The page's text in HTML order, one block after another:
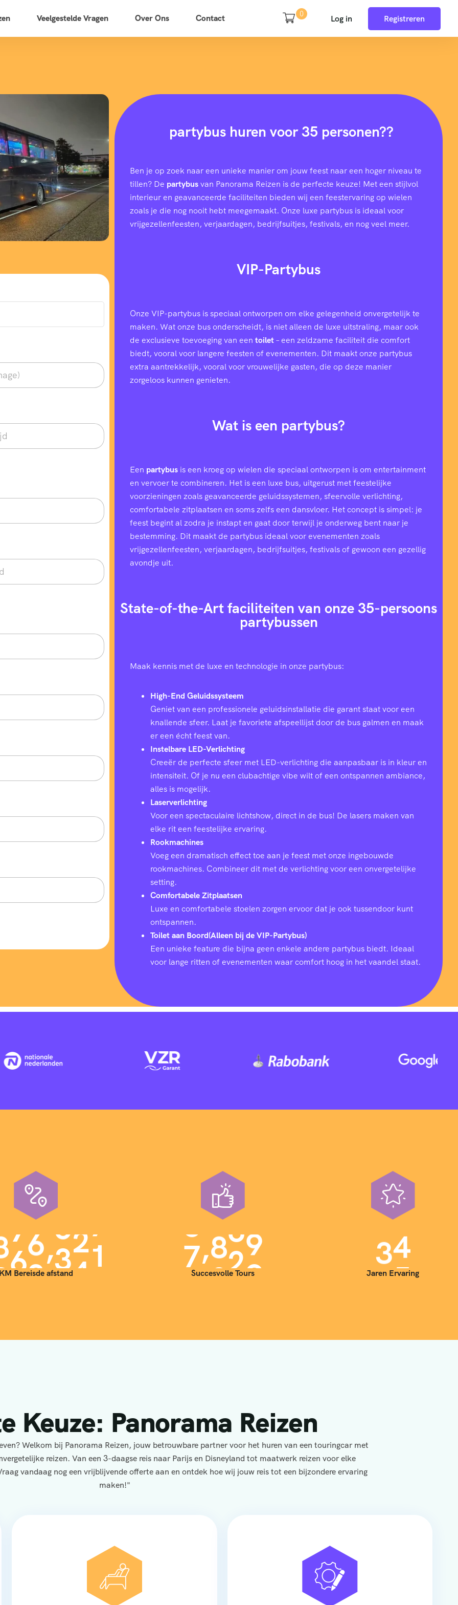
Veelgestelde Vragen Over Ons Contact 0 Log in Registreren
partybus huren voor 35 personen??
Ben je op zoek naar een unieke manier om jouw feest naar een hoger niveau te
tillen? De partybusvan Panorama Reizen is de perfecte keuze! Met een stijlvol
interieur en geavanceerde faciliteiten bieden wij een feestervaring op wielen
zoals je die nog nooit hebt meegemaakt. Onze luxe partybus is ideaal voor
vrijgezellenfeesten, verjaardagen, bedrijfsuitjes, festivals, en nog veel meer.
VIP-Partybus
Onze VIP-partybus is speciaal ontworpen om elke gelegenheid onvergetelijk te
maken. Wat onze bus onderscheidt, is niet alleen de luxe uitstraling, maar ook
de exclusieve toevoeging van een toilet– een zeldzame faciliteit die comfort
biedt, vooral voor langere feesten of evenementen. Dit maakt onze partybus
extra aantrekkelijk, vooral voor vrouwelijke gasten, die op deze manier
zorgeloos kunnen genieten.
Wat is een partybus?
Een partybus is een kroeg op wielen die speciaal ontworpen is om entertainment
en vervoer te combineren. Het is een luxe bus, uitgerust met feestelijke
voorzieningen zoals geavanceerde geluidssystemen, sfeervolle verlichting,
comfortabele zitplaatsen en soms zelfs een dansvloer. Het concept is simpel: je
feest begint al zodra je instapt en gaat door terwijl je onderweg bent naar je
bestemming. Dit maakt de partybus ideaal voor evenementen zoals
vrijgezellenfeesten, verjaardagen, bedrijfsuitjes, festivals of gewoon een gezellig
avondje uit.
State-of-the-Art faciliteiten van onze 35-persoons
partybussen
Maak kennis met de luxe en technologie in onze partybus:
High-End Geluidssysteem
Geniet van een professionele geluidsinstallatie die garant staat voor een
knallende sfeer. Laat je favoriete afspeellijst door de bus galmen en maak
er een écht feest van.
Instelbare LED-Verlichting
Creeër de perfecte sfeer met LED-verlichting die aanpasbaar is in kleur en
intensiteit. Of je nu een clubachtige vibe wilt of een ontspannen ambiance,
alles is mogelijk.
Laserverlichting
Voor een spectaculaire lichtshow, direct in de bus! De lasers maken van
elke rit een feestelijke ervaring.
Rookmachines
Voeg een dramatisch effect toe aan je feest met onze ingebouwde
rookmachines. Combineer dit met de verlichting voor een onvergetelijke
setting.
Comfortabele Zitplaatsen
Luxe en comfortabele stoelen zorgen ervoor dat je ook tussendoor kunt
ontspannen.
Toilet aan Boord(Alleen bij de VIP-Partybus)
Een unieke feature die bijna geen enkele andere partybus biedt. Ideaal
voor lange ritten of evenementen waar comfort hoog in het vaandel staat.
00,000
KM Bereisde afstand
7,000
Succesvolle Tours
35
Jaren Ervaring
Keuze: Panorama Reizen
Welkom bij Panorama Reizen, jouw betrouwbare partner voor het huren van een touringcar met
reizen. Van een 3-daagse reis naar Parijs en Disneyland tot maatwerk reizen voor elke
vandaag nog een vrijblijvende offerte aan en ontdek hoe wij jouw reis tot een bijzondere ervaring
maken!"